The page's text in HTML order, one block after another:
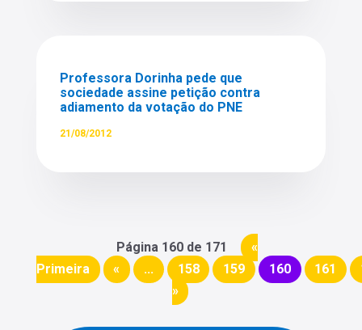
Professora Dorinha pede que
sociedade assine petição contra
adiamento da votação do PNE
21/08/2012
Página 160 de 171
«
Primeira
« ... 158 159 160 161
»